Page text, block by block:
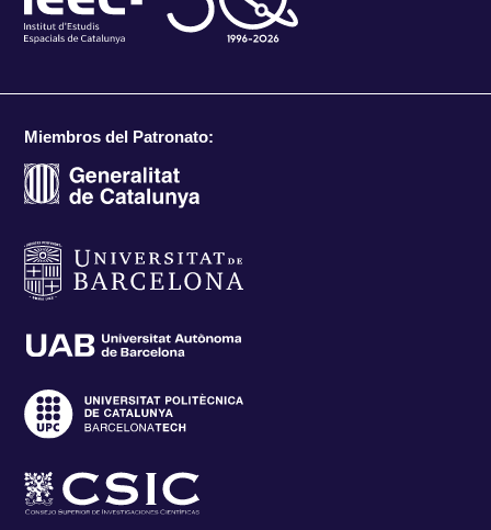
Miembros del Patronato: